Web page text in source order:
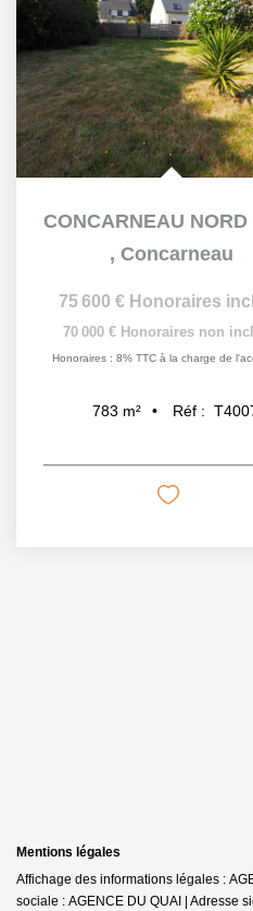
, Concarneau
75 600 € Honoraires
70 000 € Honoraires non
Honoraires : 8% TTC à la charge de
783 m² Réf :
Mentions légales
Affichage des informations légales :
sociale : AGENCE DU QUAI | Adresse